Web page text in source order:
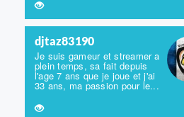
djtaz83190
Je suis gameur et streamer a
plein temps, sa fait depuis
l'age 7 ans que je joue et j'ai
33 ans, ma passion pour le...